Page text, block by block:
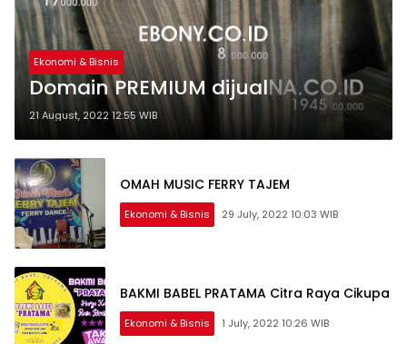
Ekonomi & Bisnis
Domain PREMIUM dijual
21 August, 2022 12:55 WIB
OMAH MUSIC FERRY TAJEM
Ekonomi & Bisnis 29 July, 2022 10:03 WIB
BAKMI BABEL PRATAMA Citra Raya Cikupa
Ekonomi & Bisnis 1 July, 2022 10:26 WIB